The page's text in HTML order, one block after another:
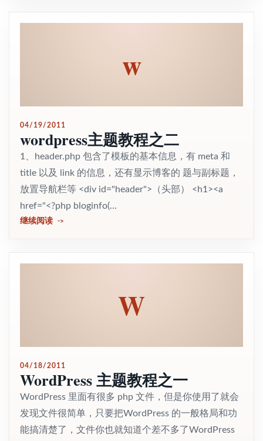
w
04/19/2011
wordpress主题教程之二
1、header.php 包含了模板的基本信息，有 meta 和
title 以及 link 的信息，还有显示博客的 题与副标题，
放置导航栏等 <div id="header">（头部） <h1><a
href="<?php bloginfo(...
继续阅读
W
04/18/2011
WordPress 主题教程之一
WordPress 里面有很多 php 文件，但是你使用了就会
发现文件很简单，只要把WordPress 的一般格局和功
能搞清楚了，文件你也就知道个差不多了WordPress